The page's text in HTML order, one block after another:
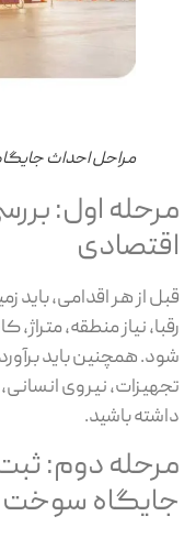
مراحل احداث جایگاه
اول: بررسی
از هر اقدامی، باید
نیاز منطقه، متراژ،
همچنین باید برآورد
نیروی انسانی،
باشید.
دوم: ثبت
سوخت